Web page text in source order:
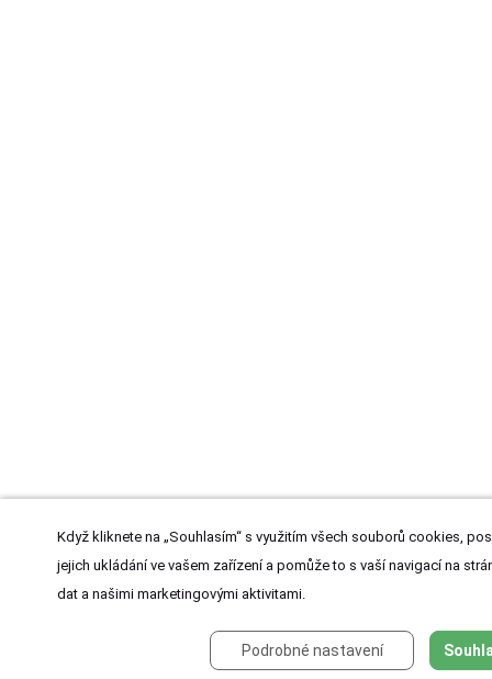
Když kliknete na „Souhlasím“ s využitím všech souborů cookies,
jejich ukládání ve vašem zařízení a pomůže to s vaší navigací na
dat a našimi marketingovými aktivitami.
Podrobné nastavení